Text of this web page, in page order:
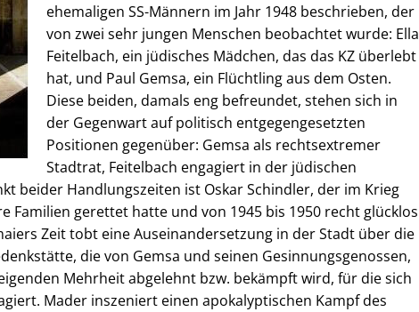
ehemaligen SS-Männern im Jahr 1948 beschrieben, der
von zwei sehr jungen Menschen beobachtet wurde: Ella
Feitelbach, ein jüdisches Mädchen, das das KZ überlebt
hat, und Paul Gemsa, ein Flüchtling aus dem Osten.
Diese beiden, damals eng befreundet, stehen sich in
der Gegenwart auf politisch entgegengesetzten
Positionen gegenüber: Gemsa als rechtsextremer
Stadtrat, Feitelbach engagiert in der jüdischen
beider Handlungszeiten ist Oskar Schindler, der im Krieg
Familien gerettet hatte und von 1945 bis 1950 recht glücklos
Zeit tobt eine Auseinandersetzung in der Stadt über die
die von Gemsa und seinen Gesinnungsgenossen,
Mehrheit abgelehnt bzw. bekämpft wird, für die sich
Mader inszeniert einen apokalyptischen Kampf des